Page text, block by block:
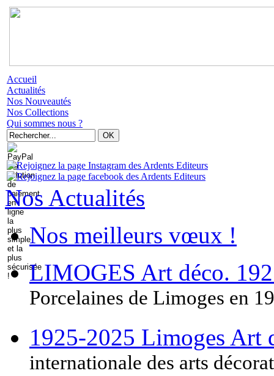
Accueil
Actualités
Nos Nouveautés
Nos Collections
Qui sommes nous ?
Nos Actualités
Nos meilleurs vœux !
LIMOGES Art déco.
Porcelaines de Limoges en
1925-2025 Limoges Art
internationale des arts